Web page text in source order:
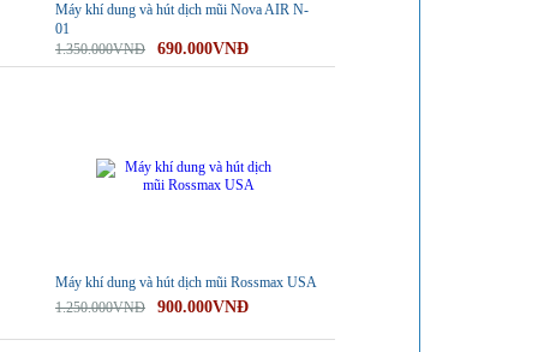
Máy khí dung và hút dịch mũi Nova AIR N-
01
1.350.000VNĐ
690.000VNĐ
Máy khí dung và hút dịch mũi Rossmax USA
1.250.000VNĐ
900.000VNĐ